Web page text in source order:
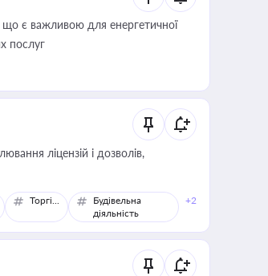
що є важливою для енергетичної
послуг
ліцензій і дозволів,
Торгівля
Будівельна
діяльність
+2